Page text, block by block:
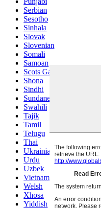
Serbian
Sesotho
Sinhala
Slovak
Slovenian
Somali
Samoan
Scots Gaelic
Shona
Sindhi
Sundanese
Swahili
Tajik
Tamil
Telugu
Thai
Ukrainian
Urdu
Uzbek
Vietnamese
Welsh
Xhosa
Yiddish